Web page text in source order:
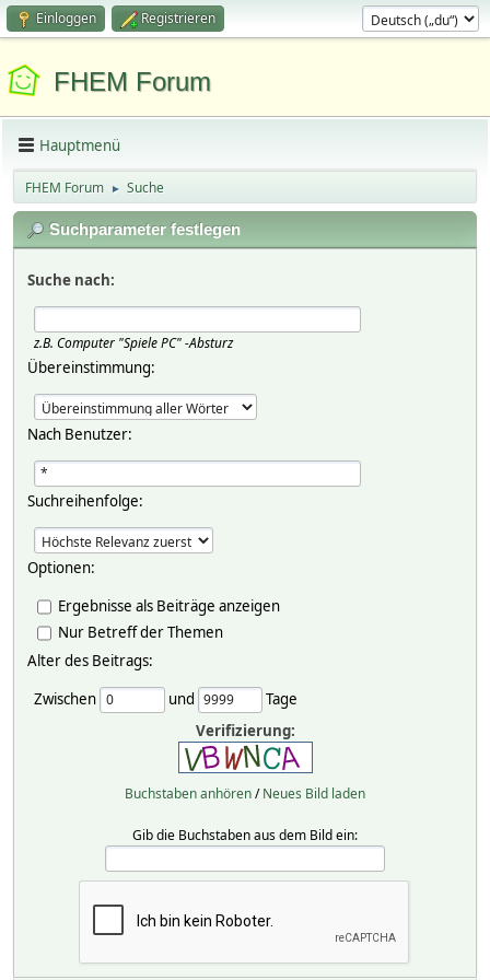
Einloggen Registrieren
FHEM Forum
Hauptmenü
FHEM Forum ► Suche
Suchparameter festlegen
Suche nach:
z.B. Computer "Spiele PC" -Absturz
Übereinstimmung:
Nach Benutzer:
Suchreihenfolge:
Optionen:
Ergebnisse als Beiträge anzeigen
Nur Betreff der Themen
Alter des Beitrags:
Zwischen
und
Tage
Verifizierung:
Buchstaben anhören/Neues Bild laden
Gib die Buchstaben aus dem Bild ein: